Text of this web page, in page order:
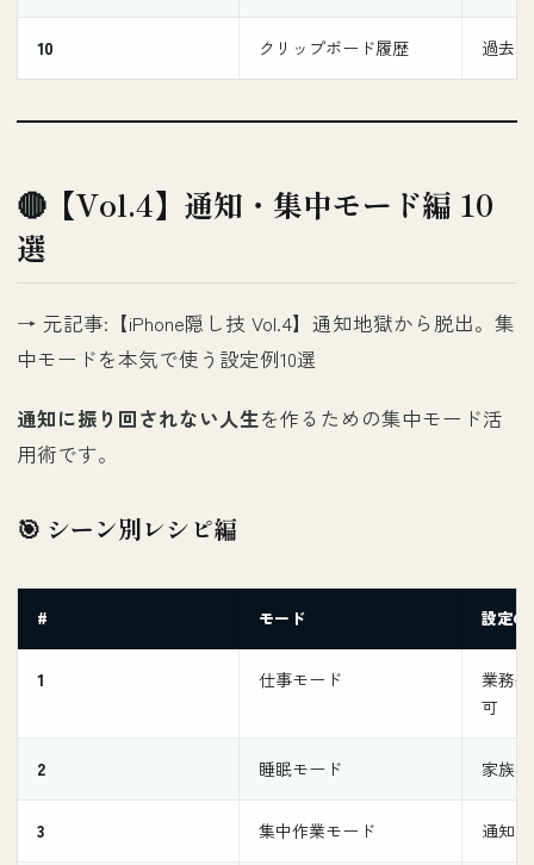
10 クリップボード履歴 過去
🔴【Vol.4】通知・集中モード編 10
選
→ 元記事: 【iPhone隠し技 Vol.4】通知地獄から脱出。集
中モードを本気で使う設定例10選
通知に振り回されない人生を作るための集中モード活
用術です。
🎯 シーン別レシピ編
# モード 設定の
1 仕事モード
業務
可
2 睡眠モード 家族
3 集中作業モード 通知